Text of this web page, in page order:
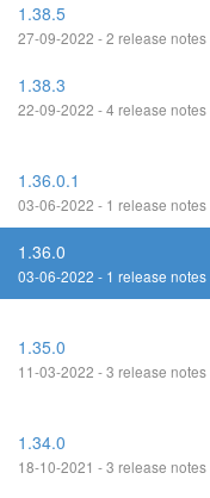
1.38.5
27-09-2022 - 2 release notes
1.38.3
22-09-2022 - 4 release notes
1.36.0.1
03-06-2022 - 1 release notes
1.36.0
03-06-2022 - 1 release notes
1.35.0
11-03-2022 - 3 release notes
1.34.0
18-10-2021 - 3 release notes